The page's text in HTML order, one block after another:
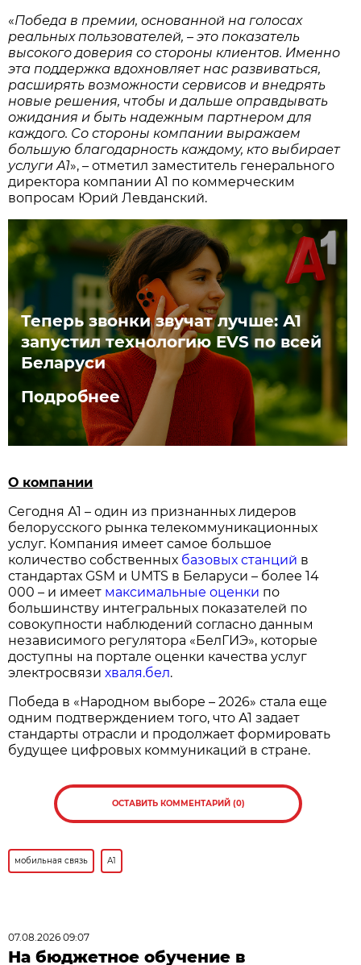
«Победа в премии, основанной на голосах
реальных пользователей, – это показатель
высокого доверия со стороны клиентов. Именно
эта поддержка вдохновляет нас развиваться,
расширять возможности сервисов и внедрять
новые решения, чтобы и дальше оправдывать
ожидания и быть надежным партнером для
каждого. Со стороны компании выражаем
большую благодарность каждому, кто выбирает
услуги А1», – отметил заместитель генерального
директора компании А1 по коммерческим
вопросам Юрий Левданский.
Теперь звонки звучат лучше: А1
запустил технологию EVS по всей
Беларуси
Подробнее
О компании
Сегодня А1 – один из признанных лидеров
белорусского рынка телекоммуникационных
услуг. Компания имеет самое большое
количество собственных базовых станций в
стандартах GSM и UMTS в Беларуси – более 14
000 – и имеет максимальные оценки по
большинству интегральных показателей по
совокупности наблюдений согласно данным
независимого регулятора «БелГИЭ», которые
доступны на портале оценки качества услуг
электросвязихваля.бел.
Победа в «Народном выборе – 2026» стала еще
одним подтверждением того, что А1 задает
стандарты отрасли и продолжает формировать
будущее цифровых коммуникаций в стране.
ОСТАВИТЬ КОММЕНТАРИЙ (0)
мобильная связь А1
07.08.2026 09:07
На бюджетное обучение в